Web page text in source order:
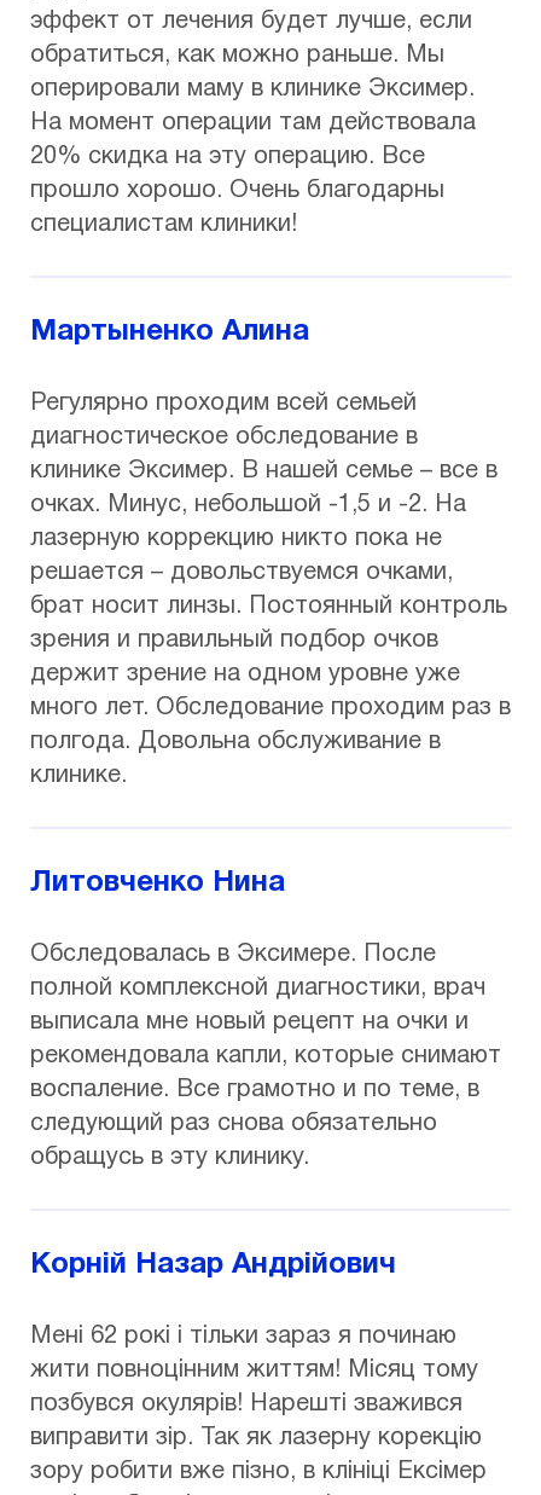
эффект от лечения будет лучше, если
обратиться, как можно раньше. Мы
оперировали маму в клинике Эксимер.
На момент операции там действовала
20% скидка на эту операцию. Все
прошло хорошо. Очень благодарны
специалистам клиники!
Мартыненко Алина
Регулярно проходим всей семьей
диагностическое обследование в
клинике Эксимер. В нашей семье – все в
очках. Минус, небольшой -1,5 и -2. На
лазерную коррекцию никто пока не
решается – довольствуемся очками,
брат носит линзы. Постоянный контроль
зрения и правильный подбор очков
держит зрение на одном уровне уже
много лет. Обследование проходим раз в
полгода. Довольна обслуживание в
клинике.
Литовченко Нина
Обследовалась в Эксимере. После
полной комплексной диагностики, врач
выписала мне новый рецепт на очки и
рекомендовала капли, которые снимают
воспаление. Все грамотно и по теме, в
следующий раз снова обязательно
обращусь в эту клинику.
Корній Назар Андрійович
Мені 62 рокі і тільки зараз я починаю
жити повноцінним життям! Місяц тому
позбувся окулярів! Нарешті зважився
виправити зір. Так як лазерну корекцію
зору робити вже пізно, в клініці Ексімер